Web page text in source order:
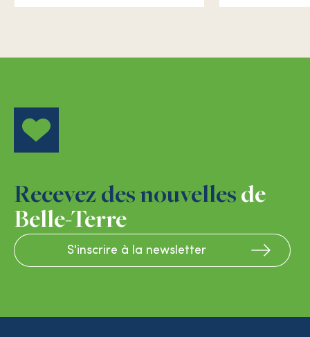
Recevez des nouvelles de
Belle-Terre
S'inscrire à la newsletter